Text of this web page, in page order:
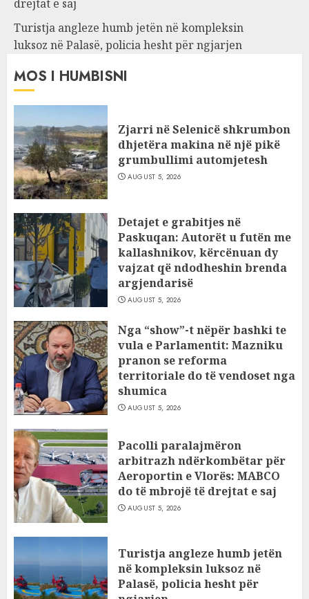
drejtat e saj
Turistja angleze humb jetën në kompleksin
luksoz në Palasë, policia hesht për ngjarjen
MOS I HUMBISNI
Zjarri në Selenicë shkrumbon
dhjetëra makina në një pikë
grumbullimi automjetesh
AUGUST 5, 2026
Detajet e grabitjes në
Paskuqan: Autorët u futën me
kallashnikov, kërcënuan dy
vajzat që ndodheshin brenda
argjendarisë
AUGUST 5, 2026
Nga “show”-t nëpër bashki te
vula e Parlamentit: Mazniku
pranon se reforma
territoriale do të vendoset nga
shumica
AUGUST 5, 2026
Pacolli paralajmëron
arbitrazh ndërkombëtar për
Aeroportin e Vlorës: MABCO
do të mbrojë të drejtat e saj
AUGUST 5, 2026
Turistja angleze humb jetën
në kompleksin luksoz në
Palasë, policia hesht për